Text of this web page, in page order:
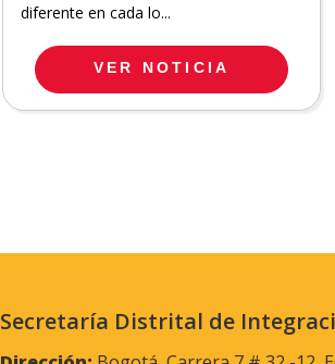
diferente en cada lo...
VER NOTICIA
Secretaría Distrital de